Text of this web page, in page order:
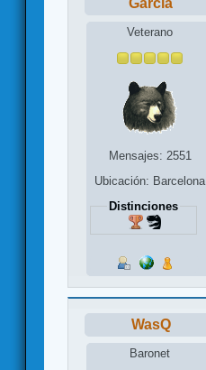
Garcia
Veterano
Mensajes: 2551
Ubicación: Barcelona
Distinciones
WasQ
Baronet